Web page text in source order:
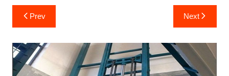
Yazı
gezinmesi
Prev Next